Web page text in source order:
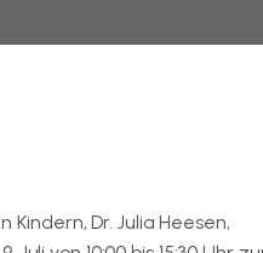
Dr. Julia Heesen,